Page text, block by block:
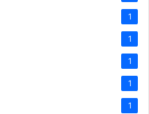
1
1
1
1
1